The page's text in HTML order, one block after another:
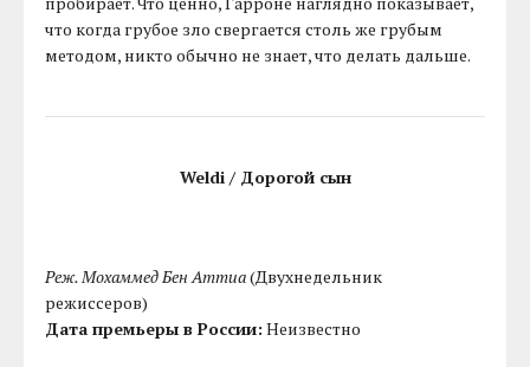
что когда грубое зло свергается столь же грубым
методом, никто обычно не знает, что делать дальше.
Weldi / Дорогой сын
Реж. Мохаммед Бен Аттиа(Двухнедельник
режиссеров)
Дата премьеры в России: Неизвестно